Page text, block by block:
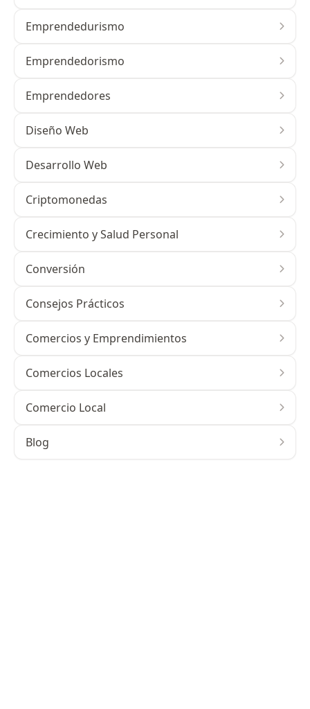
Emprendedurismo
Emprendedorismo
Emprendedores
Diseño Web
Desarrollo Web
Criptomonedas
Crecimiento y Salud Personal
Conversión
Consejos Prácticos
Comercios y Emprendimientos
Comercios Locales
Comercio Local
Blog